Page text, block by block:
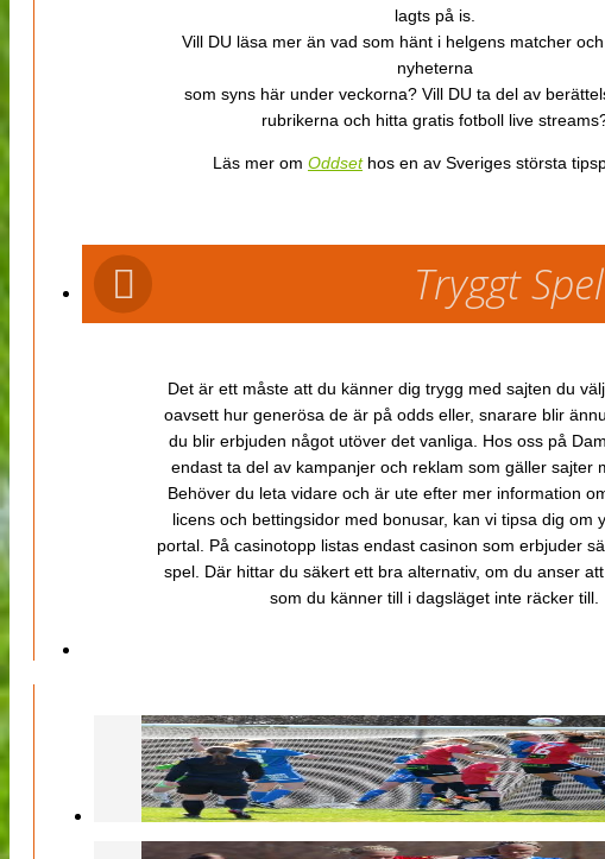
lagts på is.
Vill DU läsa mer än vad som hänt i helgens matcher
nyheterna
som syns här under veckorna? Vill DU ta del av
rubrikerna och hitta gratis fotboll live
Läs mer om Oddsethos en av Sveriges största
Tryggt Spel
Det är ett måste att du känner dig trygg med sajten du
oavsett hur generösa de är på odds eller, snarare blir
du blir erbjuden något utöver det vanliga. Hos oss på
endast ta del av kampanjer och reklam som gäller sajter
Behöver du leta vidare och är ute efter mer information
licens och bettingsidor med bonusar, kan vi tipsa dig om
portal. På casinotopp listas endast casinon som erbjuder
spel. Där hittar du säkert ett bra alternativ, om du anser
som du känner till i dagsläget inte räcker till.